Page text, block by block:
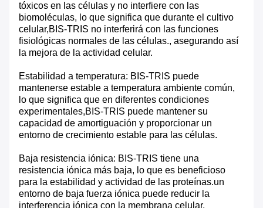
tóxicos en las células y no interfiere con las
biomoléculas, lo que significa que durante el cultivo
celular,BIS-TRIS no interferirá con las funciones
fisiológicas normales de las células., asegurando así
la mejora de la actividad celular.
Estabilidad a temperatura: BIS-TRIS puede
mantenerse estable a temperatura ambiente común,
lo que significa que en diferentes condiciones
experimentales,BIS-TRIS puede mantener su
capacidad de amortiguación y proporcionar un
entorno de crecimiento estable para las células.
Baja resistencia iónica: BIS-TRIS tiene una
resistencia iónica más baja, lo que es beneficioso
para la estabilidad y actividad de las proteínas.un
entorno de baja fuerza iónica puede reducir la
interferencia iónica con la membrana celular,